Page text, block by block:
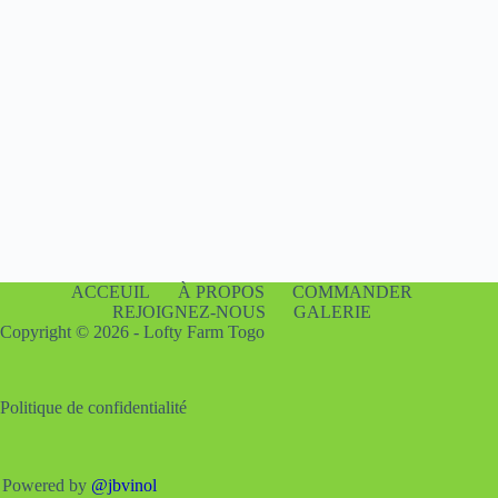
ACCEUIL À PROPOS
COMMANDER
REJOIGNEZ-NOUS
GALERIE
Copyright © 2026 - Lofty Farm Togo
Politique de confidentialité
Powered by @jbvinol